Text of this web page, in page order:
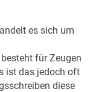
es sich um
für Zeugen
ist das jedoch oft
diese